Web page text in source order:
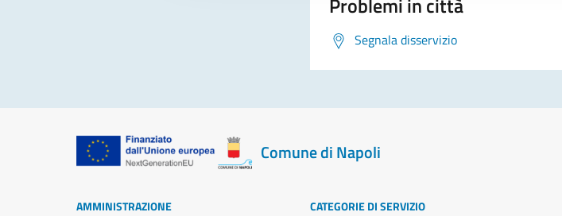
Segnala disservizio
Comune di Napoli
AMMINISTRAZIONE CATEGORIE DI SERVIZIO